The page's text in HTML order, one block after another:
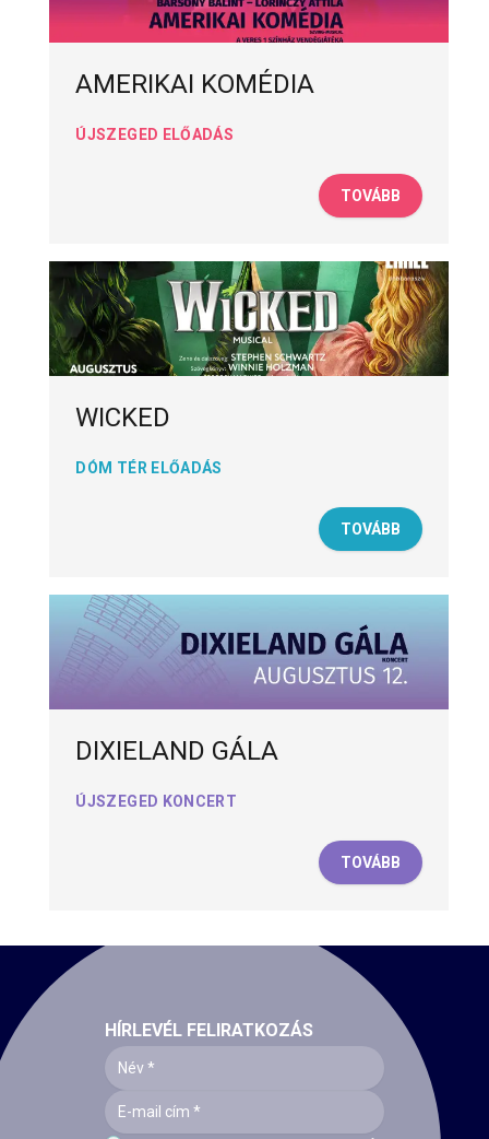
AMERIKAI KOMÉDIA
ÚJSZEGED ELŐADÁS
TOVÁBB
WICKED
DÓM TÉR ELŐADÁS
TOVÁBB
DIXIELAND GÁLA
ÚJSZEGED KONCERT
TOVÁBB
HÍRLEVÉL FELIRATKOZÁS